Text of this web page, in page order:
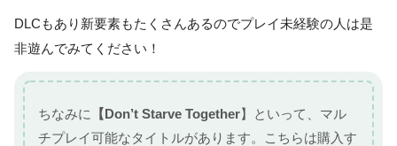
DLCもあり新要素もたくさんあるのでプレイ未経験の人は是
非遊んでみてください！
ちなみに 【Don’t Starve Together】といって、マル
チプレイ可能なタイトルがあります。こちらは購入す